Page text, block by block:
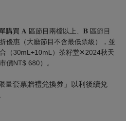
購買 𝐀 區節目兩檔以上、 𝐁 區節目
折優惠（大廳節目不含最低票級），並
（30mL+10mL）茶籽堂✕2024秋天
價NT$ 680）。
量套票贈禮兌換券」以利後續兌